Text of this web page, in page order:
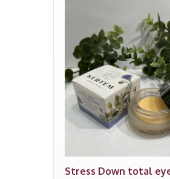
Stress Down total